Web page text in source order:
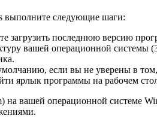
выполните следующие шаги:
загрузить последнюю версию
вашей операционной системы
если вы не уверены в
ярлык программы на рабочем
на вашей операционной системе